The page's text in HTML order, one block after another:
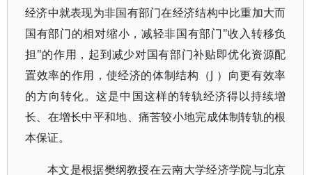
经济中就表现为非国有部门在经济结构中比重加大而
国有部门的相对缩小，减轻非国有部门"收入转移负
担"的作用，起到减少对国有部门补贴即优化资源配
置效率的作用，使经济的体制结构（J ）向更有效率
的方向转化。这是中国这样的转轨经济得以持续增
长、在增长中平和地、痛苦较小地完成体制转轨的根
本保证。
本文是根据樊纲教授在云南大学经济学院与北京